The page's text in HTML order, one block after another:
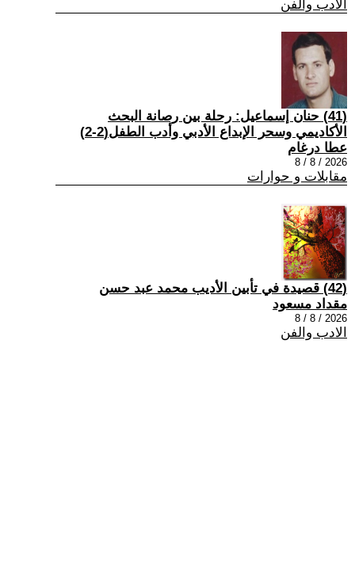
الادب والفن
(41) حنان إسماعيل: رحلة بين رصانة البحث
الأكاديمي وسحر الإبداع الأدبي وأدب الطفل(2-2)
عطا درغام
2026 / 8 / 8
مقابلات و حوارات
(42) قصيدة في تأبين الأديب محمد عبد حسن
مقداد مسعود
2026 / 8 / 8
الادب والفن